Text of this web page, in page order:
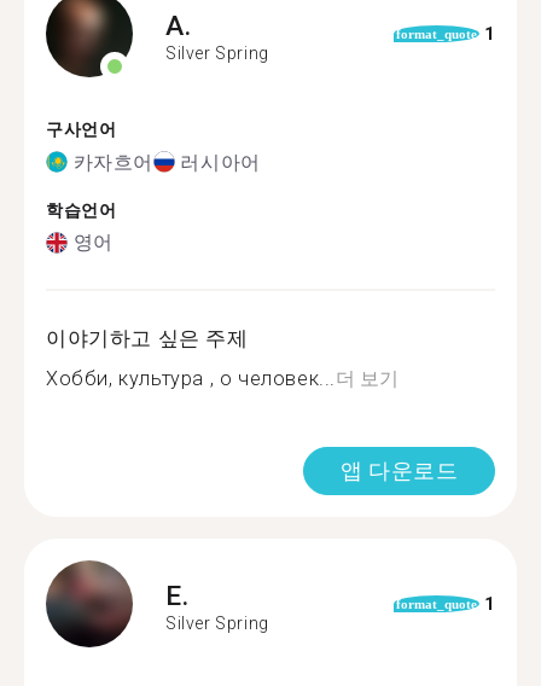
A.
Silver Spring
format_quote 1
구사언어
카자흐어 러시아어
학습언어
영어
이야기하고 싶은 주제
Хобби, культура , о человек...더 보기
앱 다운로드
E.
Silver Spring
format_quote 1